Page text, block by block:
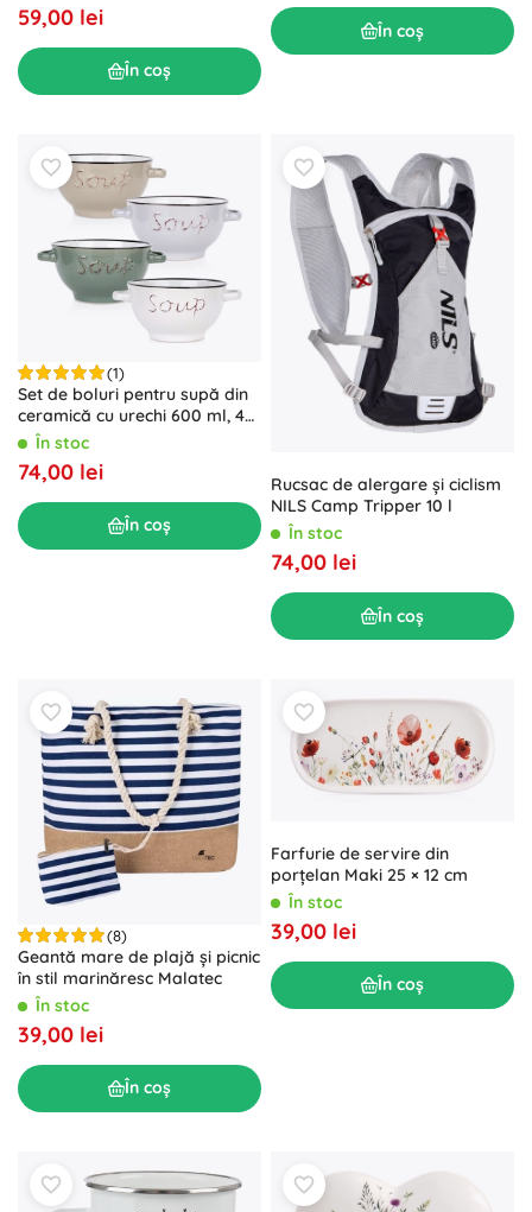
59,00 lei
În coș
În coș
(1)
Set de boluri pentru supă din
ceramică cu urechi 600 ml, 4
bucÎn stoc
74,00 lei
În coș
Rucsac de alergare și ciclism
NILS Camp Tripper 10 l
În stoc
74,00 lei
În coș
(8)
Geantă mare de plajă și picnic
în stil marinăresc Malatec
În stoc
39,00 lei
În coș
Farfurie de servire din
porțelan Maki 25 × 12 cm
În stoc
39,00 lei
În coș